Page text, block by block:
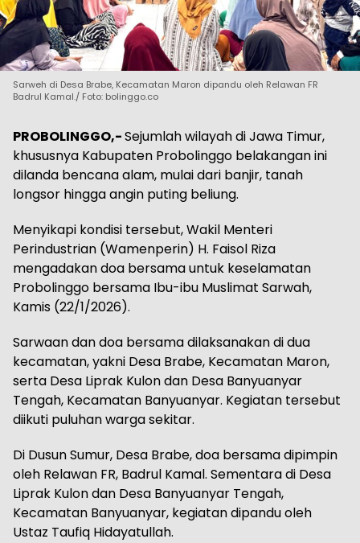
Sarweh di Desa Brabe, Kecamatan Maron dipandu oleh Relawan FR
Badrul Kamal./ Foto: bolinggo.co
PROBOLINGGO,-Sejumlah wilayah di Jawa Timur,
khususnya Kabupaten Probolinggo belakangan ini
dilanda bencana alam, mulai dari banjir, tanah
longsor hingga angin puting beliung.
Menyikapi kondisi tersebut, Wakil Menteri
Perindustrian (Wamenperin) H. Faisol Riza
mengadakan doa bersama untuk keselamatan
Probolinggo bersama Ibu-ibu Muslimat Sarwah,
Kamis (22/1/2026).
Sarwaan dan doa bersama dilaksanakan di dua
kecamatan, yakni Desa Brabe, Kecamatan Maron,
serta Desa Liprak Kulon dan Desa Banyuanyar
Tengah, Kecamatan Banyuanyar. Kegiatan tersebut
diikuti puluhan warga sekitar.
Di Dusun Sumur, Desa Brabe, doa bersama dipimpin
oleh Relawan FR, Badrul Kamal. Sementara di Desa
Liprak Kulon dan Desa Banyuanyar Tengah,
Kecamatan Banyuanyar, kegiatan dipandu oleh
Ustaz Taufiq Hidayatullah.